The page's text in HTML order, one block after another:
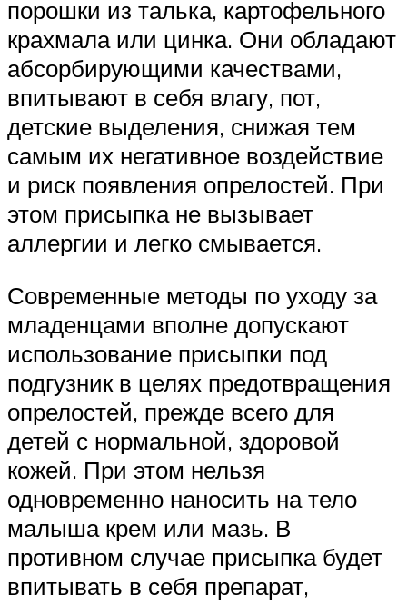
порошки из талька, картофельного
крахмала или цинка. Они обладают
абсорбирующими качествами,
впитывают в себя влагу, пот,
детские выделения, снижая тем
самым их негативное воздействие
и риск появления опрелостей. При
этом присыпка не вызывает
аллергии и легко смывается.
Современные методы по уходу за
младенцами вполне допускают
использование присыпки под
подгузник в целях предотвращения
опрелостей, прежде всего для
детей с нормальной, здоровой
кожей. При этом нельзя
одновременно наносить на тело
малыша крем или мазь. В
противном случае присыпка будет
впитывать в себя препарат,